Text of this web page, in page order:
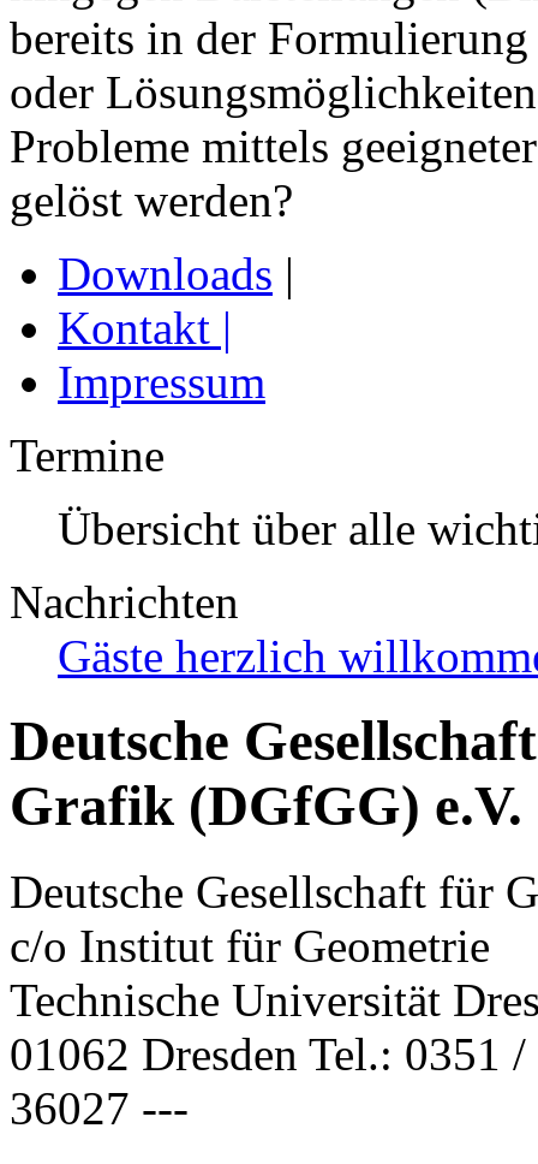
bereits in der
oder
Probleme mittels
gelöst werden?
Downloads |
Kontakt |
Impressum
Termine
Übersicht über alle
Nachrichten
Gäste herzlich
Deutsche
Grafik (DGfGG) e.V.
Deutsche Gesellschaft für
c/o Institut für Geometrie
Technische Universität
01062 Dresden Tel.: 0351
36027 ---